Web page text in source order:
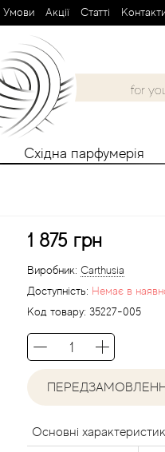
Умови Aкції Cтатті
Східна парфумерія
1 875 грн
Виробник: Carthusia
Доступність: Немає в
Код товару: 35227-005
Основні